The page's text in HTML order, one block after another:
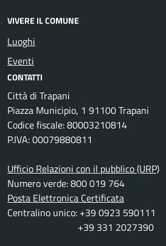
VIVERE IL COMUNE
Luoghi
Eventi
CONTATTI
Città di Trapani
Piazza Municipio, 1 91100 Trapani
Codice fiscale: 80003210814
P.IVA: 00079880811
Ufficio Relazioni con il pubblico (URP)
Numero verde: 800 019 764
Posta Elettronica Certificata
Centralino unico: +39 0923 590111
+39 331 2027390